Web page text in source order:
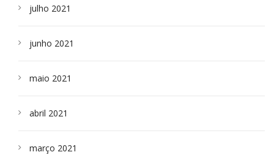
julho 2021
junho 2021
maio 2021
abril 2021
março 2021